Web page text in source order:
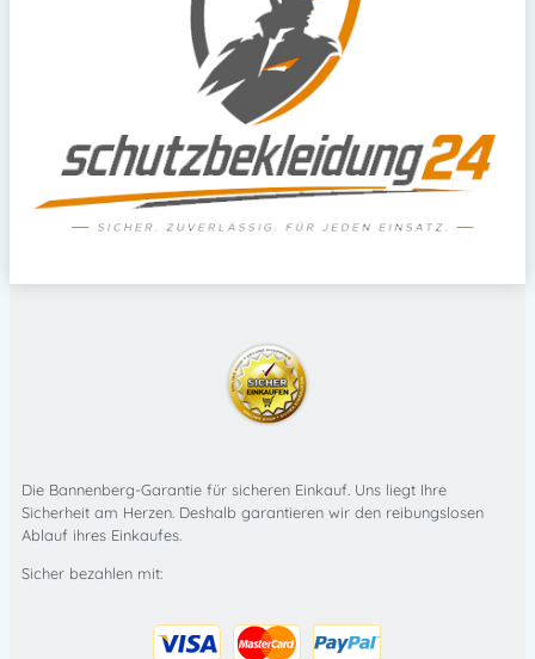
Die Bannenberg-Garantie für sicheren Einkauf. Uns liegt Ihre
Sicherheit am Herzen. Deshalb garantieren wir den reibungslosen
Ablauf ihres Einkaufes.
Sicher bezahlen mit: